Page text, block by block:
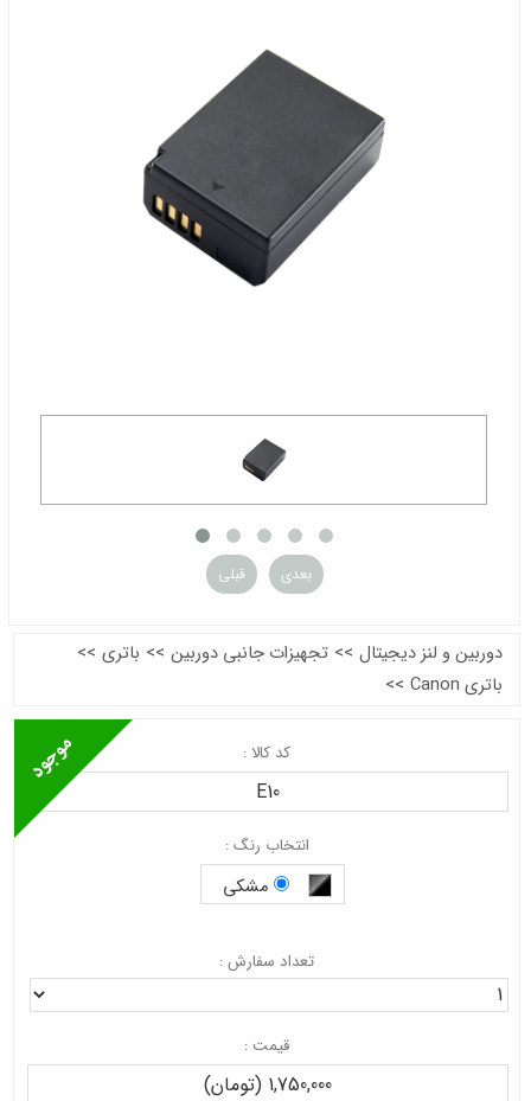
قبلی بعدی
دوربین و لنز دیجیتال >> تجهیزات جانبی دوربین >> باتری >>
باتری Canon
>>
کد کالا :
E10
انتخاب رنگ :
مشکی
تعداد سفارش :
قیمت :
1,750,000 (تومان)